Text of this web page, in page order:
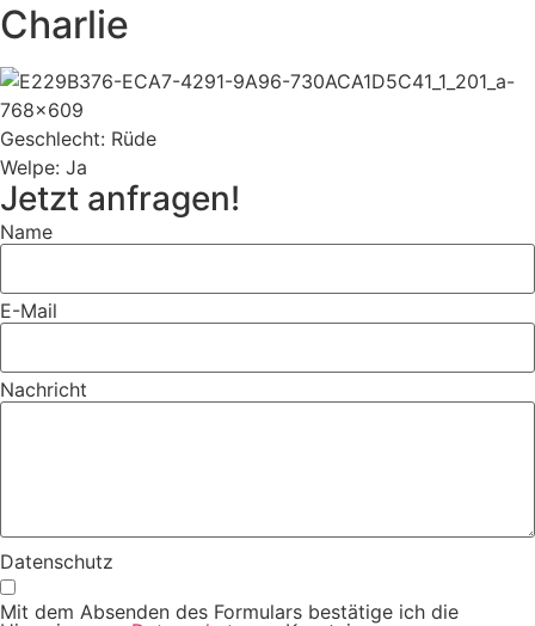
Charlie
Geschlecht: Rüde
Welpe: Ja
Jetzt anfragen!
Name
E-Mail
Nachricht
Datenschutz
Mit dem Absenden des Formulars bestätige ich die